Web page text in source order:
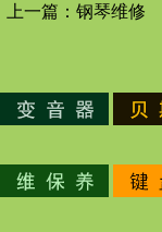
上一篇： 钢琴维修